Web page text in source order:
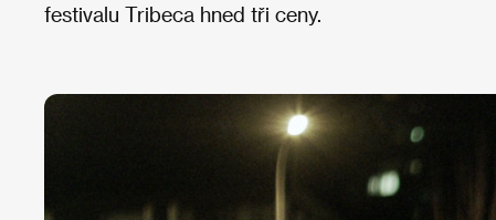
festivalu Tribeca hned tři ceny.